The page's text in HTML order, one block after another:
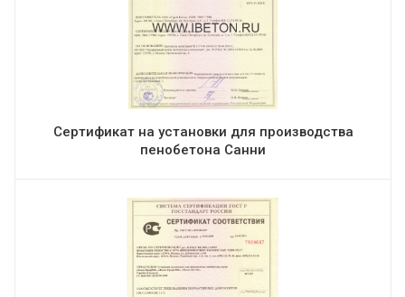
Сертификат на установки для производства
пенобетона Санни